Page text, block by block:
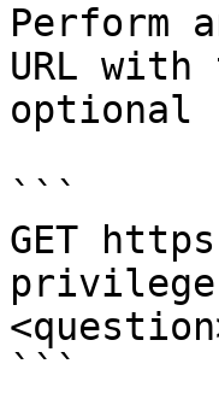
Perform
URL
optional
```
GET
```